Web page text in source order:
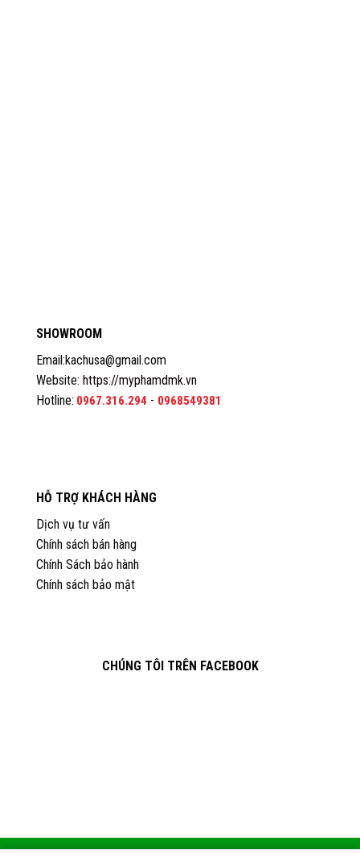
SHOWROOM
Email:kachusa@gmail.com
Website: https://myphamdmk.vn
Hotline: 0967.316.294 - 0968549381
HỖ TRỢ KHÁCH HÀNG
Dịch vụ tư vấn
Chính sách bán hàng
Chính Sách bảo hành
Chính sách bảo mật
CHÚNG TÔI TRÊN FACEBOOK